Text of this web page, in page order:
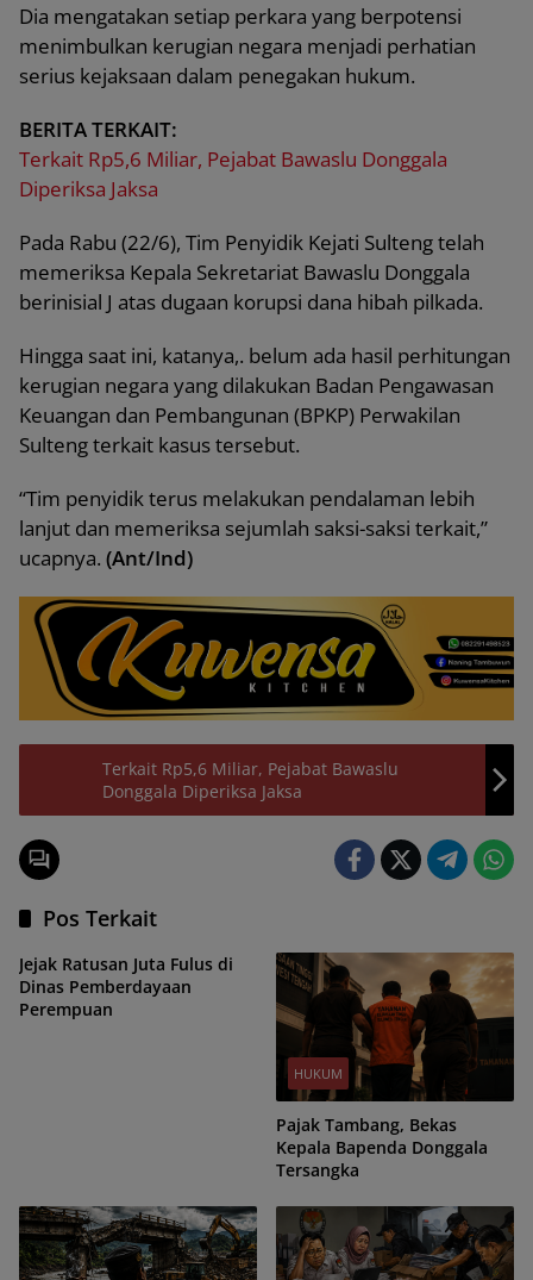
Dia mengatakan setiap perkara yang berpotensi
menimbulkan kerugian negara menjadi perhatian
serius kejaksaan dalam penegakan hukum.
BERITA TERKAIT:
Terkait Rp5,6 Miliar, Pejabat Bawaslu Donggala
Diperiksa Jaksa
Pada Rabu (22/6), Tim Penyidik Kejati Sulteng telah
memeriksa Kepala Sekretariat Bawaslu Donggala
berinisial J atas dugaan korupsi dana hibah pilkada.
Hingga saat ini, katanya,. belum ada hasil perhitungan
kerugian negara yang dilakukan Badan Pengawasan
Keuangan dan Pembangunan (BPKP) Perwakilan
Sulteng terkait kasus tersebut.
“Tim penyidik terus melakukan pendalaman lebih
lanjut dan memeriksa sejumlah saksi-saksi terkait,”
ucapnya. (Ant/Ind)
Terkait Rp5,6 Miliar, Pejabat Bawaslu
Donggala Diperiksa Jaksa
Pos Terkait
Jejak Ratusan Juta Fulus di
Dinas Pemberdayaan
Perempuan
HUKUM
Pajak Tambang, Bekas
Kepala Bapenda Donggala
Tersangka